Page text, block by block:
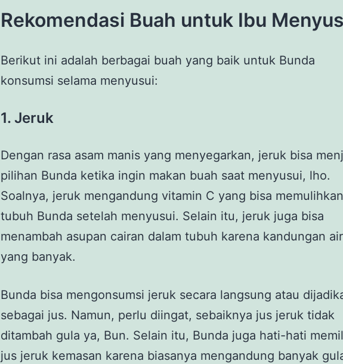
Rekomendasi Buah untuk Ibu
Berikut ini adalah berbagai buah yang baik untuk Bunda
konsumsi selama menyusui:
1. Jeruk
Dengan rasa asam manis yang menyegarkan, jeruk bisa
pilihan Bunda ketika ingin makan buah saat menyusui, lho.
Soalnya, jeruk mengandung vitamin C yang bisa memulihkan
tubuh Bunda setelah menyusui. Selain itu, jeruk juga bisa
menambah asupan cairan dalam tubuh karena kandungan
yang banyak.
Bunda bisa mengonsumsi jeruk secara langsung atau
sebagai jus. Namun, perlu diingat, sebaiknya jus jeruk tidak
ditambah gula ya, Bun. Selain itu, Bunda juga hati-hati
jus jeruk kemasan karena biasanya mengandung banyak